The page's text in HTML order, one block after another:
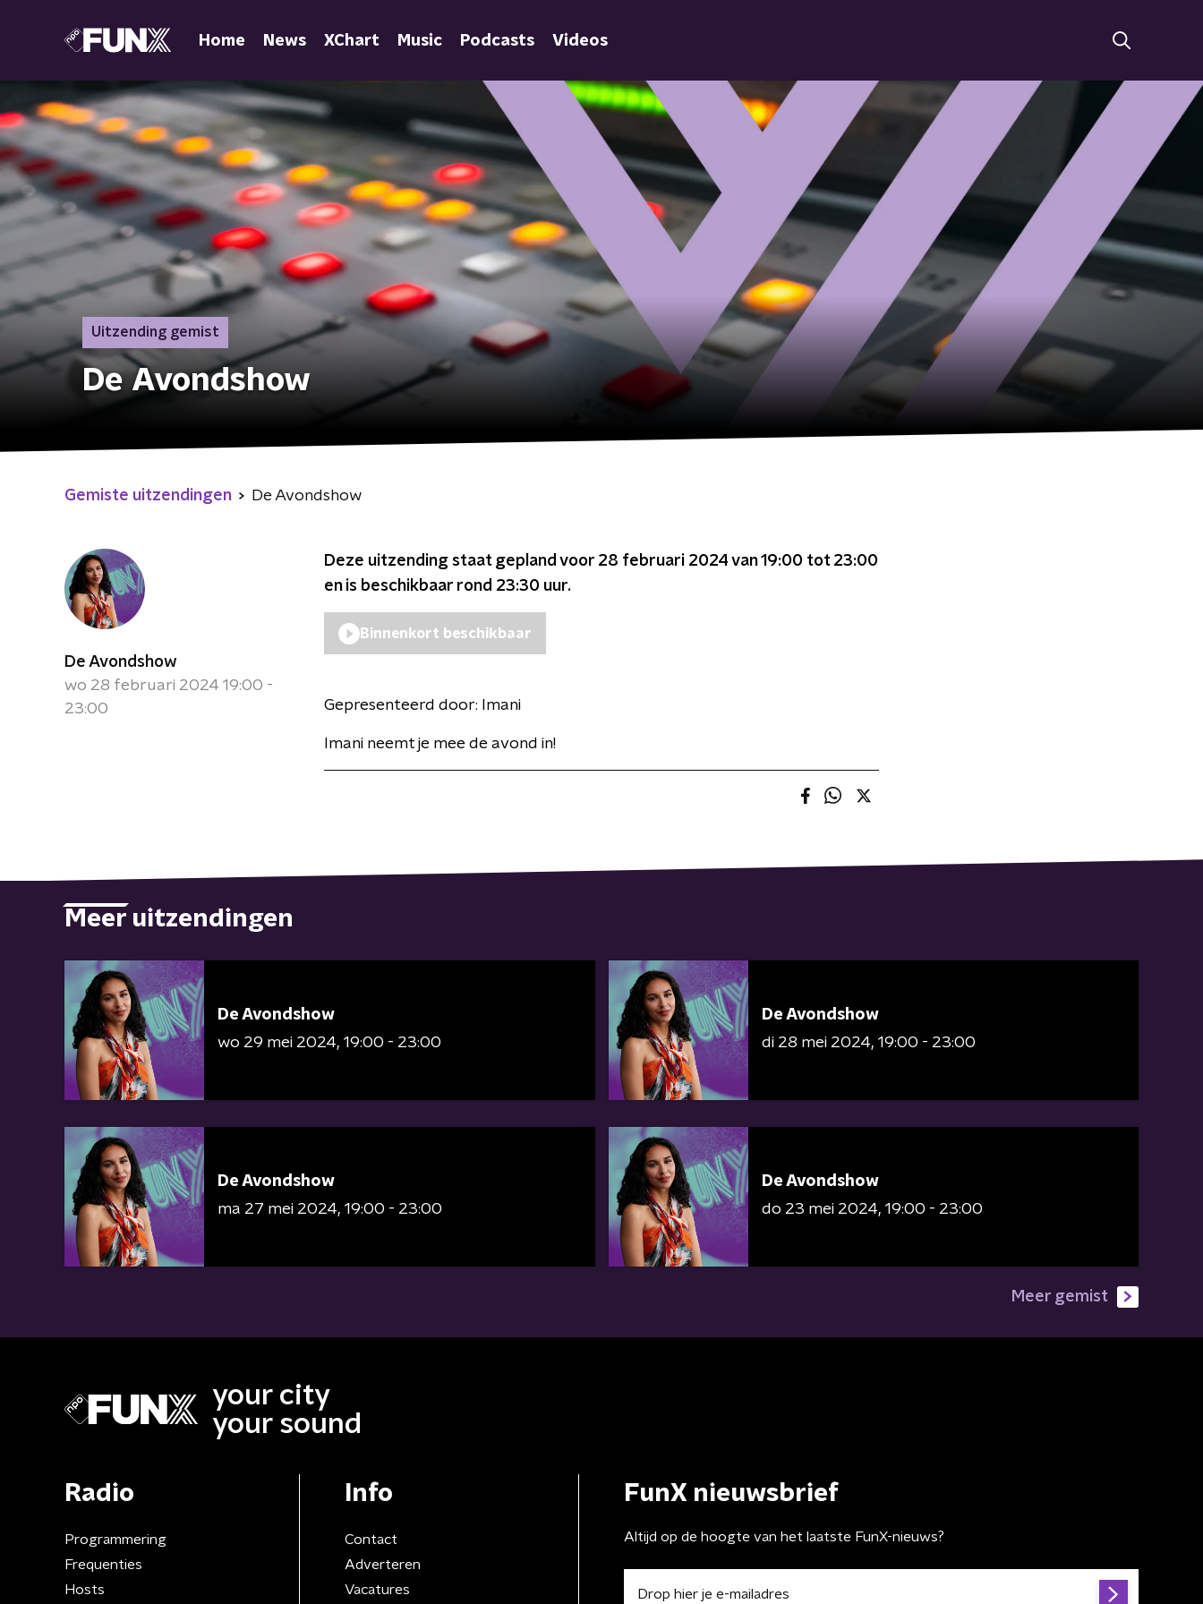
Home News XChart Music Podcasts Videos
Uitzending gemist
De Avondshow
Gemiste uitzendingen De Avondshow
De Avondshow
wo 28 februari 2024 19:00 -
23:00
Deze uitzending staat gepland voor 28 februari 2024 van 19:00 tot 23:00
en is beschikbaar rond 23:30 uur.
Binnenkort beschikbaar
Gepresenteerd door: Imani
Imani neemt je mee de avond in!
Meer uitzendingen
De Avondshow
wo 29 mei 2024 19:00 - 23:00
De Avondshow
di 28 mei 2024 19:00 - 23:00
De Avondshow
ma 27 mei 2024 19:00 - 23:00
De Avondshow
do 23 mei 2024 19:00 - 23:00
Meer gemist
your city
your sound
Radio
Programmering
Frequenties
Hosts
Info
Contact
Adverteren
Vacatures
FunX nieuwsbrief
Altijd op de hoogte van het laatste FunX-nieuws?